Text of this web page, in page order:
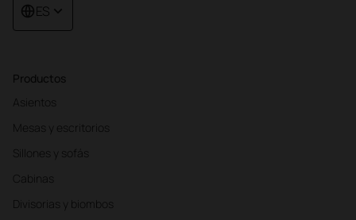
Productos
Asientos
Mesas y escritorios
Sillones y sofás
Cabinas
Divisorias y biombos
ES